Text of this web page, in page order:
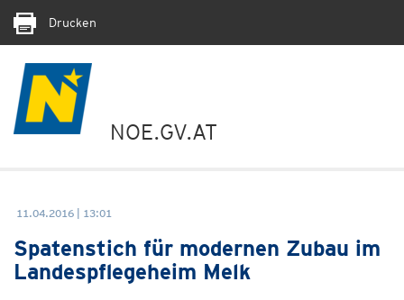
Drucken
NOE.GV.AT
11.04.2016 | 13:01
Spatenstich für modernen Zubau im
Landespflegeheim Melk